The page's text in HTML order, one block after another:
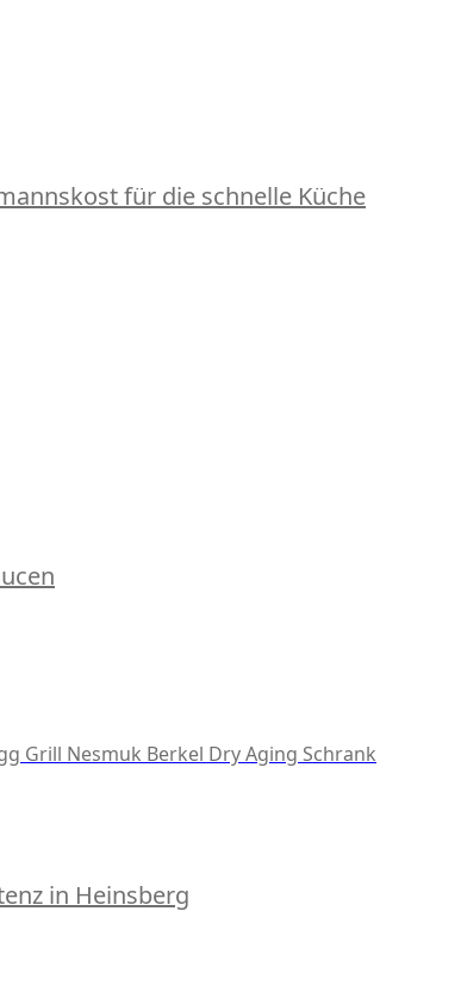
für die schnelle Küche
Grill Nesmuk Berkel Dry Aging Schrank
in Heinsberg